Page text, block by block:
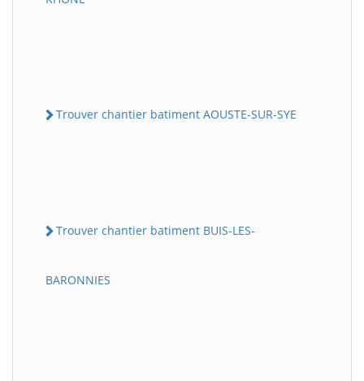
Trouver chantier batiment AOUSTE-SUR-SYE
Trouver chantier batiment BUIS-LES-
BARONNIES